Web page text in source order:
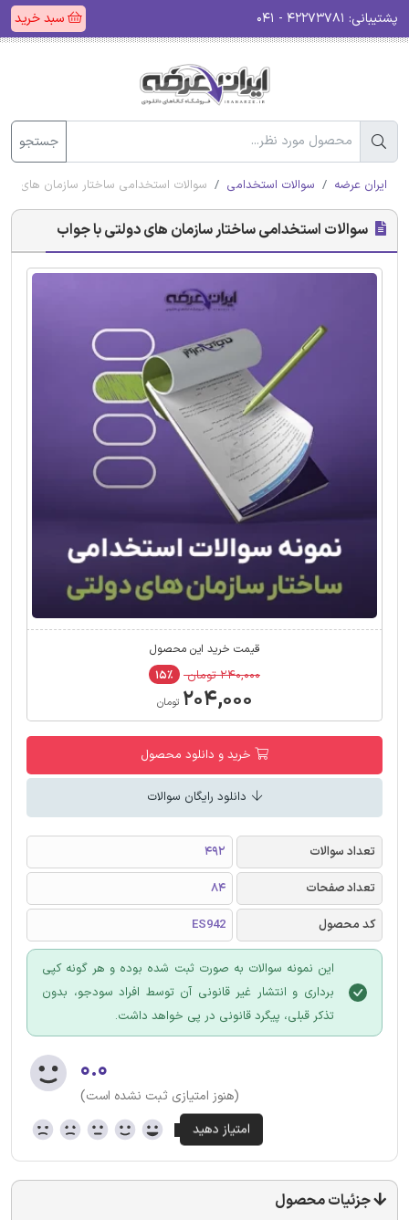
پشتیبانی: سبد خرید
جستجو
ایران عرضه سوالات استخدامی سوالات استخدامی ساختار سازمان های
سوالات استخدامی ساختار سازمان های دولتی با جواب
قیمت خرید این محصول
۲۴۰,۰۰۰ تومان ۱۵٪
۲۰۴,۰۰۰ تومان
خرید و دانلود محصول
دانلود رایگان سوالات
تعداد سوالات
492
تعداد صفحات
84
کد محصول
ES942
این نمونه سوالات به صورت ثبت شده بوده و هر گونه کپی
برداری و انتشار غیر قانونی آن توسط افراد سودجو، بدون
تذکر قبلی، پیگرد قانونی در پی خواهد داشت.
۰.۰
(هنوز امتیازی ثبت نشده است)
جزئیات محصول